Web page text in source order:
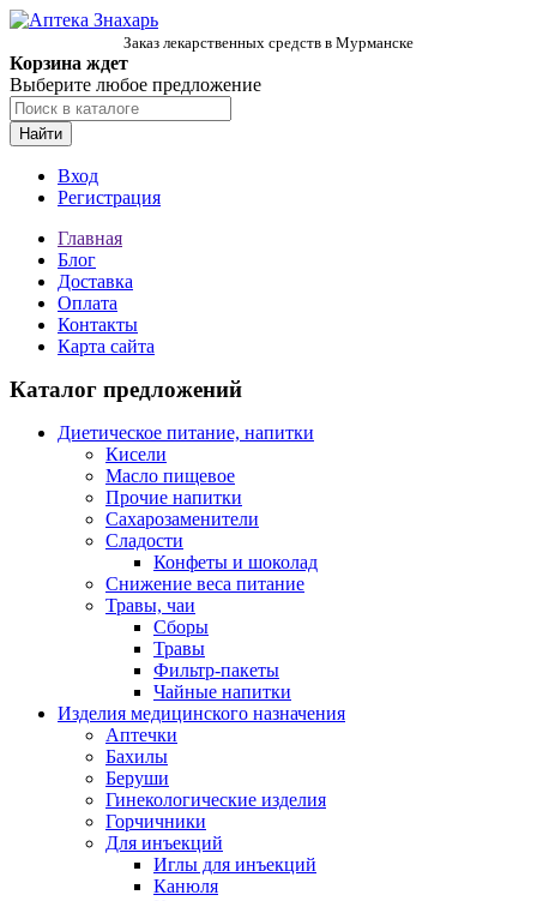
Заказ лекарственных средств в Мурманске
Корзина ждет
Выберите любое предложение
Найти
Вход
Регистрация
Главная
Блог
Доставка
Оплата
Контакты
Карта сайта
Каталог предложений
Диетическое питание, напитки
Кисели
Масло пищевое
Прочие напитки
Сахарозаменители
Сладости
Конфеты и шоколад
Снижение веса питание
Травы, чаи
Сборы
Травы
Фильтр-пакеты
Чайные напитки
Изделия медицинского назначения
Аптечки
Бахилы
Беруши
Гинекологические изделия
Горчичники
Для инъекций
Иглы для инъекций
Канюля